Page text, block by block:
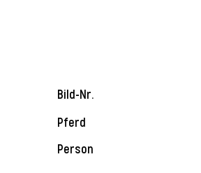
Bild-Nr.
Pferd
Person